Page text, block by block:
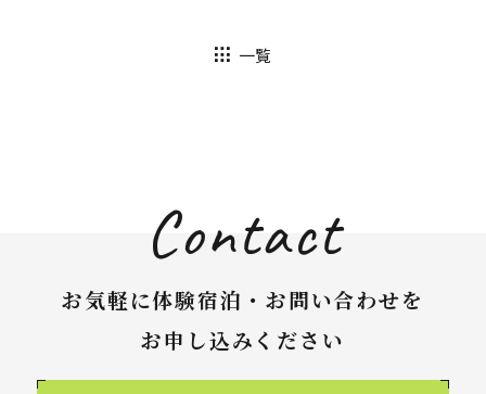
一覧
Contact
お気軽に体験宿泊・お問い合わせを
お申し込みください